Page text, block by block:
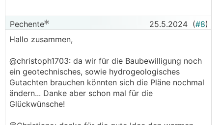
Pechente 25.5.2024 (#8)
Hallo zusammen,
@christoph1703: da wir für die Baubewilligung noch
ein geotechnisches, sowie hydrogeologisches
Gutachten brauchen könnten sich die Pläne nochmal
ändern... Danke aber schon mal für die
Glückwünsche!